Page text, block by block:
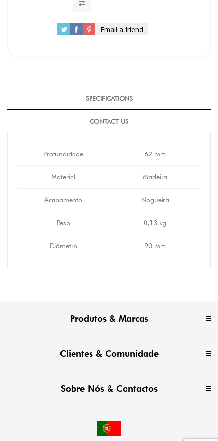
Email a friend
SPECIFICATIONS
CONTACT US
Profundidade 62 mm
Material Madeira
Acabamento Nogueira
Peso 0,13 kg
Diâmetro 90 mm
Produtos & Marcas
Clientes & Comunidade
Sobre Nós & Contactos